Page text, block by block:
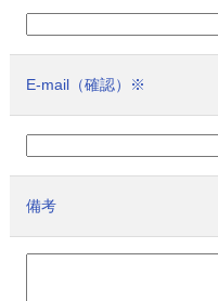
E-mail（確認） ※
備考